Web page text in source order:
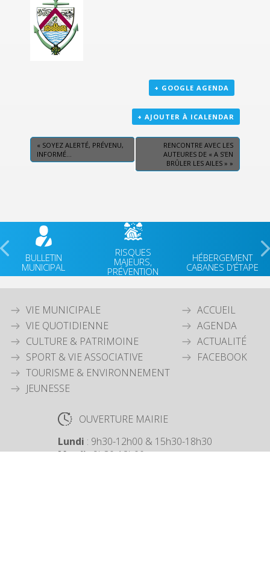
+ GOOGLE AGENDA
+ AJOUTER À ICALENDAR
« SOYEZ ALERTÉ, PRÉVENU,
INFORMÉ…
RENCONTRE AVEC LES
AUTEURES DE « A S’EN
BRÛLER LES AILES » »
BULLETIN
MUNICIPAL
RISQUES
MAJEURS,
PRÉVENTION
HÉBERGEMENT
CABANES D’ÉTAPE
VIE MUNICIPALE
VIE QUOTIDIENNE
CULTURE & PATRIMOINE
SPORT & VIE ASSOCIATIVE
TOURISME & ENVIRONNEMENT
JEUNESSE
ACCUEIL
AGENDA
ACTUALITÉ
FACEBOOK
OUVERTURE MAIRIE
Lundi : 9h30-12h00 & 15h30-18h30
Mardi: 9h30-12h00